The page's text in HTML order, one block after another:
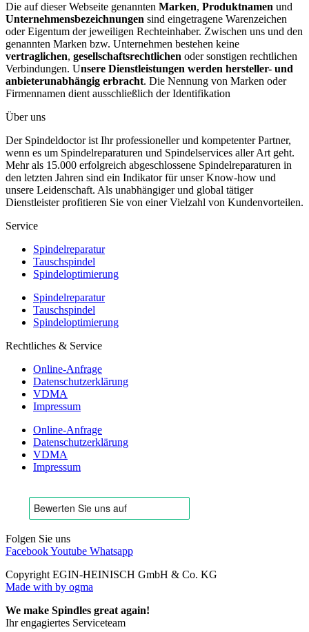
Die auf dieser Webseite genannten Marken, Produktnamen und
Unternehmensbezeichnungen sind eingetragene Warenzeichen
oder Eigentum der jeweiligen Rechteinhaber. Zwischen uns und den
genannten Marken bzw. Unternehmen bestehen keine
vertraglichen, gesellschaftsrechtlichen oder sonstigen rechtlichen
Verbindungen. Unsere Dienstleistungen werden hersteller- und
anbieterunabhängig erbracht. Die Nennung von Marken oder
Firmennamen dient ausschließlich der Identifikation
Über uns
Der Spindeldoctor ist Ihr professioneller und kompetenter Partner,
wenn es um Spindelreparaturen und Spindelservices aller Art geht.
Mehr als 15.000 erfolgreich abgeschlossene Spindelreparaturen in
den letzten Jahren sind ein Indikator für unser Know-how und
unsere Leidenschaft. Als unabhängiger und global tätiger
Dienstleister profitieren Sie von einer Vielzahl von Kundenvorteilen.
Service
Spindelreparatur
Tauschspindel
Spindeloptimierung
Spindelreparatur
Tauschspindel
Spindeloptimierung
Rechtliches & Service
Online-Anfrage
Datenschutzerklärung
VDMA
Impressum
Online-Anfrage
Datenschutzerklärung
VDMA
Impressum
Folgen Sie uns
FacebookYoutube Whatsapp
Copyright EGIN-HEINISCH GmbH & Co. KG
Made with by ogma
We make Spindles great again!
Ihr engagiertes Serviceteam